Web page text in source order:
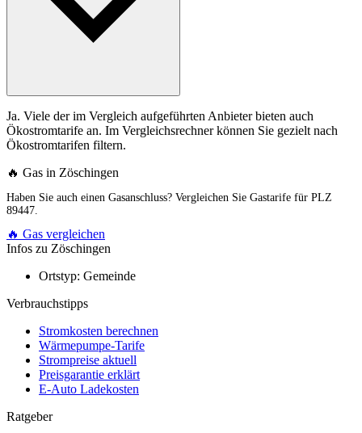
Ja. Viele der im Vergleich aufgeführten Anbieter bieten auch
Ökostromtarife an. Im Vergleichsrechner können Sie gezielt nach
Ökostromtarifen filtern.
🔥 Gas in Zöschingen
Haben Sie auch einen Gasanschluss? Vergleichen Sie Gastarife für PLZ
89447.
🔥 Gas vergleichen
Infos zu Zöschingen
Ortstyp: Gemeinde
Verbrauchstipps
Stromkosten berechnen
Wärmepumpe-Tarife
Strompreise aktuell
Preisgarantie erklärt
E-Auto Ladekosten
Ratgeber